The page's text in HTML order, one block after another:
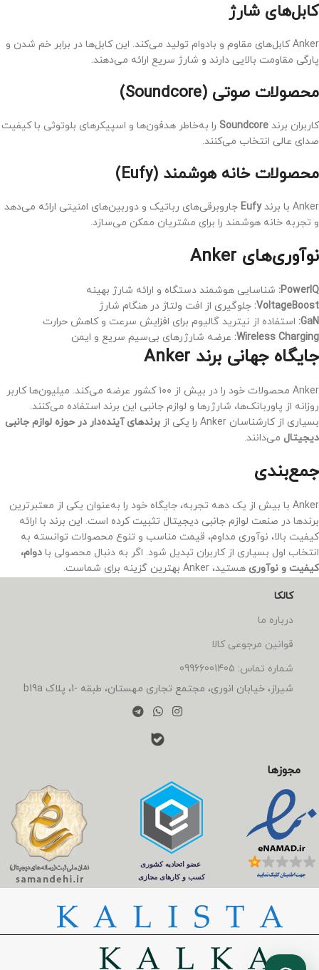
کابل‌های شارژ
Anker کابل‌های مقاوم و بادوام تولید می‌کند. این کابل‌ها در برابر خم شدن و
پارگی مقاومت بالایی دارند و شارژ سریع ارائه می‌دهند.
محصولات صوتی (Soundcore)
کاربران برند Soundcore را به‌خاطر هدفون‌ها و اسپیکرهای بلوتوثی با کیفیت
صدای عالی انتخاب می‌کنند.
محصولات خانه هوشمند (Eufy)
Anker با برند Eufy جاروبرقی‌های رباتیک و دوربین‌های امنیتی ارائه می‌دهد
و تجربه خانه هوشمند را برای مشتریان ممکن می‌سازد.
نوآوری‌های Anker
PowerIQ: شناسایی هوشمند دستگاه و ارائه شارژ بهینه
VoltageBoost: جلوگیری از افت ولتاژ در هنگام شارژ
GaN: استفاده از نیترید گالیوم برای افزایش سرعت و کاهش حرارت
Wireless Charging: عرضه شارژرهای بی‌سیم سریع و ایمن
جایگاه جهانی برند Anker
Anker محصولات خود را در بیش از ۱۰۰ کشور عرضه می‌کند. میلیون‌ها کاربر
روزانه از پاوربانک‌ها، شارژرها و لوازم جانبی این برند استفاده می‌کنند.
بسیاری از کارشناسان Anker را یکی از
برندهای آینده‌دار در حوزه لوازم جانبی
دیجیتال می‌دانند.
جمع‌بندی
Anker با بیش از یک دهه تجربه، جایگاه خود را به‌عنوان یکی از معتبرترین
برندها در صنعت لوازم جانبی دیجیتال تثبیت کرده است. این برند با ارائه
کیفیت بالا، نوآوری مداوم، قیمت مناسب و تنوع محصولات توانسته به
انتخاب اول بسیاری از کاربران تبدیل شود. اگر به دنبال محصولی با دوام،
کیفیت و نوآوری هستید، Anker بهترین گزینه برای شماست.
کالکا
درباره ما
قوانین مرجوعی کالا
شماره تماس: 09966001405
شیراز، خیابان انوری، مجتمع تجاری مهستان، طبقه -1، پلاک b19a
مجوزها